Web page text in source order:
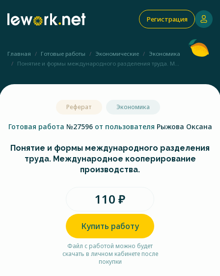
Регистрация
Главная Готовые работы Экономические
Экономика
Понятие и формы международного разделения труда. М...
Реферат Экономика
Готовая работа №27596 от пользователя Рыжова Оксана
Понятие и формы международного разделения
труда. Международное кооперирование
производства.
110 ₽
Купить работу
Файл с работой можно будет
скачать в личном кабинете после
покупки